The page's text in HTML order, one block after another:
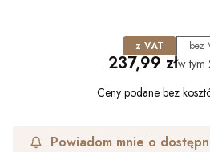
z VAT bez
Cena
237,99 złw tym
Ceny podane bez
Powiadom mnie o